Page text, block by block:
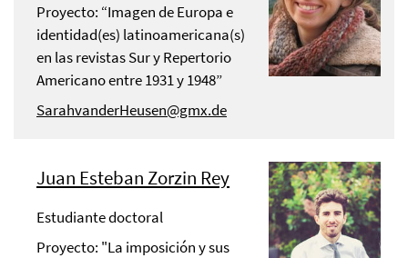
Proyecto: “Imagen de Europa e
identidad(es) latinoamericana(s)
en las revistas Sur y Repertorio
Americano entre 1931 y 1948”
SarahvanderHeusen@gmx.de
Juan Esteban Zorzin Rey
Estudiante doctoral
Proyecto: "La imposición y sus